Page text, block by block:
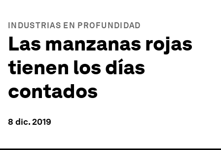
INDUSTRIAS EN PROFUNDIDAD
Las manzanas rojas
tienen los días
contados
8 dic. 2019